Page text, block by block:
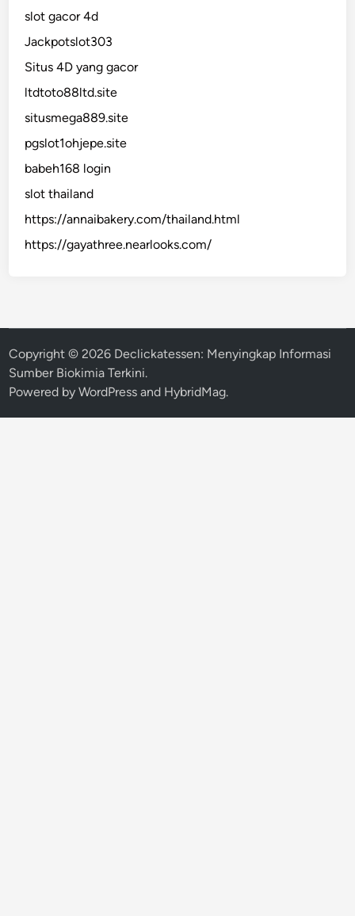
slot gacor 4d
Jackpotslot303
Situs 4D yang gacor
ltdtoto88ltd.site
situsmega889.site
pgslot1ohjepe.site
babeh168 login
slot thailand
https://annaibakery.com/thailand.html
https://gayathree.nearlooks.com/
Copyright © 2026 Declickatessen: Menyingkap Informasi
Sumber Biokimia Terkini.
Powered byWordPress and HybridMag.